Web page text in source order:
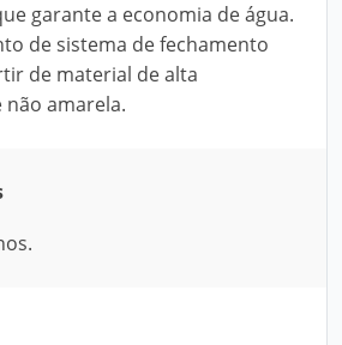
garante a economia de água.
de sistema de fechamento
de material de alta
não amarela.